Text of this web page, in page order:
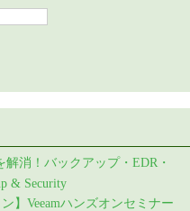
解消！バックアップ・EDR・
& Security
ン】Veeamハンズオンセミナー